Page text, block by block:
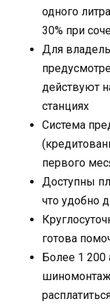
одного
30% при
Для
действуют
станциях
Система
первого
Доступны
что удобно
готова
Более 1 200